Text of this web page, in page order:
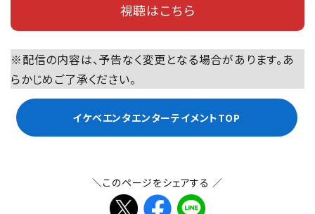
視聴はこちら
※配信の内容は、予告なく変更となる場合があります。あ
らかじめご了承ください。
イケベエンタエンターテイメントTOP
＼このページをシェアする ／